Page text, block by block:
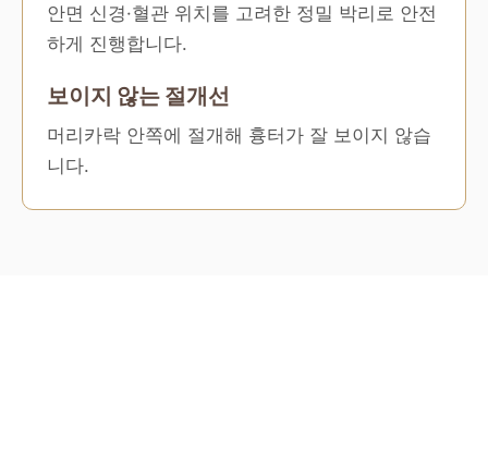
안면 신경·혈관 위치를 고려한 정밀 박리로 안전
하게 진행합니다.
보이지 않는 절개선
머리카락 안쪽에 절개해 흉터가 잘 보이지 않습
니다.